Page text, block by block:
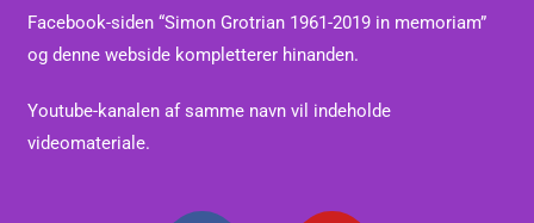
Facebook-siden “Simon Grotrian 1961-2019 in memoriam”
og denne webside kompletterer hinanden.
Youtube-kanalen af samme navn vil indeholde
videomateriale.